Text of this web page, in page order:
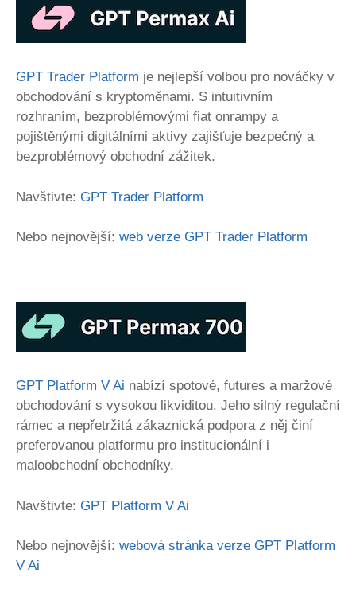
GPT Trader Platform je nejlepší volbou pro nováčky v
obchodování s kryptoměnami. S intuitivním
rozhraním, bezproblémovými fiat onrampy a
pojištěnými digitálními aktivy zajišťuje bezpečný a
bezproblémový obchodní zážitek.
Navštivte: GPT Trader Platform
Nebo nejnovější: web verze GPT Trader Platform
GPT Platform V Ai nabízí spotové, futures a maržové
obchodování s vysokou likviditou. Jeho silný regulační
rámec a nepřetržitá zákaznická podpora z něj činí
preferovanou platformu pro institucionální i
maloobchodní obchodníky.
Navštivte: GPT Platform V Ai
Nebo nejnovější: webová stránka verze GPT Platform
V Ai